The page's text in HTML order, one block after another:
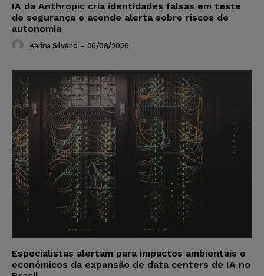
IA da Anthropic cria identidades falsas em teste
de segurança e acende alerta sobre riscos de
autonomia
Karina Silvério - 06/08/2026
Especialistas alertam para impactos ambientais e
econômicos da expansão de data centers de IA no